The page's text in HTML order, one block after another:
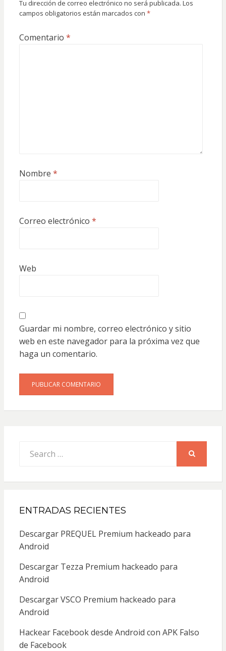
Tu dirección de correo electrónico no será publicada. Los
campos obligatorios están marcados con *
Comentario *
Nombre *
Correo electrónico *
Web
Guardar mi nombre, correo electrónico y sitio
web en este navegador para la próxima vez que
haga un comentario.
for:
ENTRADAS RECIENTES
Descargar PREQUEL Premium hackeado para
Android
Descargar Tezza Premium hackeado para
Android
Descargar VSCO Premium hackeado para
Android
Hackear Facebook desde Android con APK Falso
de Facebook